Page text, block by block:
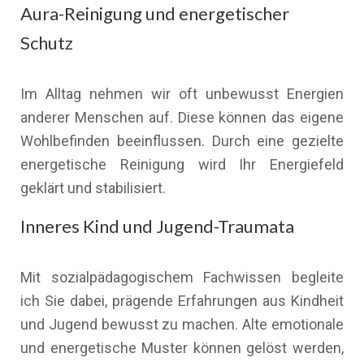
Aura-Reinigung und energetischer
Schutz
Im Alltag nehmen wir oft unbewusst Energien
anderer Menschen auf. Diese können das eigene
Wohlbefinden beeinflussen. Durch eine gezielte
energetische Reinigung wird Ihr Energiefeld
geklärt und stabilisiert.
Inneres Kind und Jugend-Traumata
Mit sozialpädagogischem Fachwissen begleite
ich Sie dabei, prägende Erfahrungen aus Kindheit
und Jugend bewusst zu machen. Alte emotionale
und energetische Muster können gelöst werden,